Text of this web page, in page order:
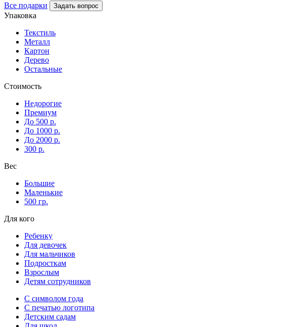
Все подарки Задать вопрос
Упаковка
Текстиль
Металл
Картон
Дерево
Остальные
Стоимость
Недорогие
Премиум
До 500 р.
До 1000 р.
До 2000 р.
300 р.
Вес
Большие
Маленькие
500 гр.
Для кого
Ребенку
Для девочек
Для мальчиков
Подросткам
Взрослым
Детям сотрудников
С символом года
С печатью логотипа
Детским садам